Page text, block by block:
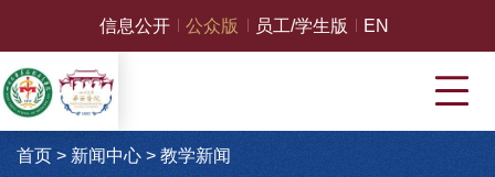
信息公开 公众版 员工/学生版 EN
首页 > 新闻中心> 教学新闻